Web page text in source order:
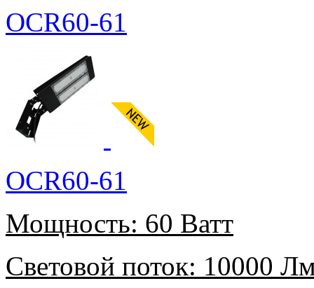
OCR60-61
OCR60-61
Мощность: 60 Ватт
Световой поток: 10000